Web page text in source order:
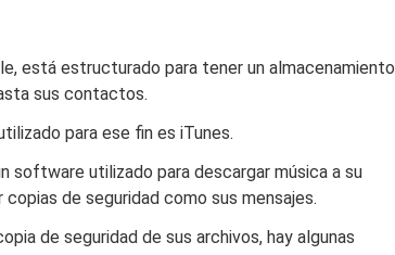
está estructurado para tener un almacenamiento
sus contactos.
para ese fin es iTunes.
software utilizado para descargar música a su
de seguridad como sus mensajes.
de seguridad de sus archivos, hay algunas